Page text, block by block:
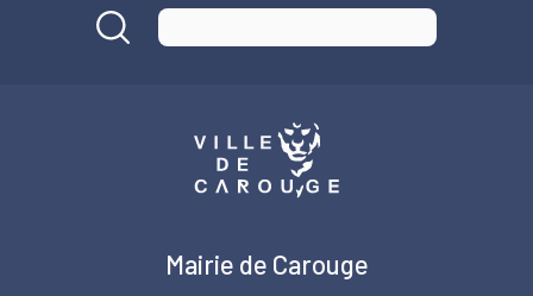
Mairie de Carouge